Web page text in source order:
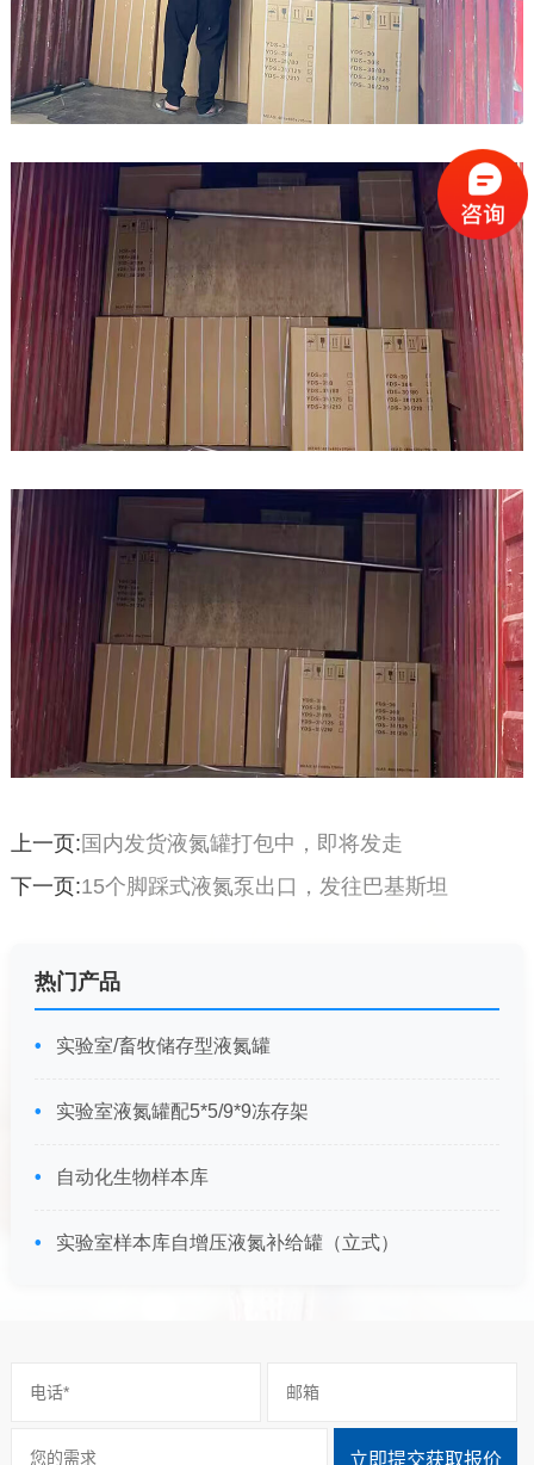
上一页:国内发货液氮罐打包中，即将发走
下一页:15个脚踩式液氮泵出口，发往巴基斯坦
热门产品
实验室/畜牧储存型液氮罐
实验室液氮罐配5*5/9*9冻存架
自动化生物样本库
实验室样本库自增压液氮补给罐（立式）
立即提交获取报价